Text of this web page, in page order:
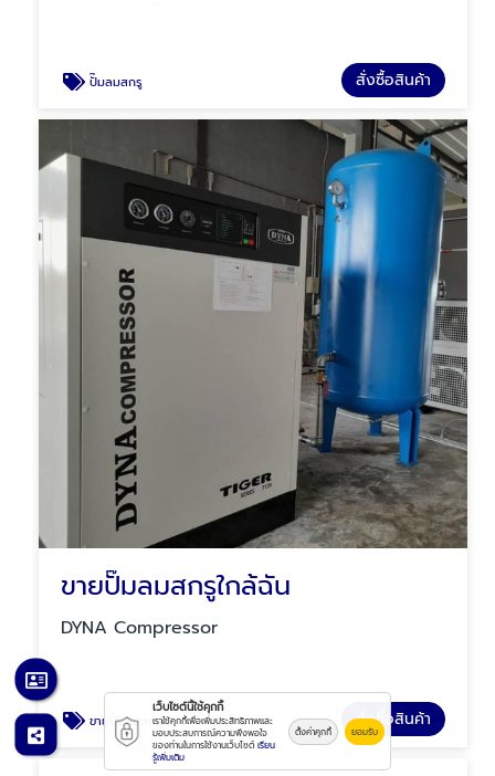
ปั๊มลมสกรู สั่งซื้อสินค้า
ขายปั๊มลมสกรูใกล้ฉัน
DYNA Compressor
ขายปั๊มลมสกรู สั่งซื้อสินค้า
เว็บไซต์นี้ใช้คุกกี้
เราใช้คุกกี้เพื่อเพิ่มประสิทธิภาพและ
มอบประสบการณ์ความพึงพอใจ
ของท่านในการใช้งานเว็บไซต์ เรียน
รู้เพิ่มเติม
ตั้งค่าคุกกี้ ยอมรับ